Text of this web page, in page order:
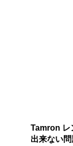
Tamron レ
出来ない